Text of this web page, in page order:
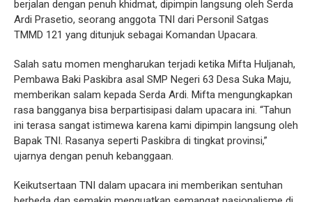
berjalan dengan penuh khidmat, dipimpin langsung oleh Serda
Ardi Prasetio, seorang anggota TNI dari Personil Satgas
TMMD 121 yang ditunjuk sebagai Komandan Upacara.
Salah satu momen mengharukan terjadi ketika Mifta Huljanah,
Pembawa Baki Paskibra asal SMP Negeri 63 Desa Suka Maju,
memberikan salam kepada Serda Ardi. Mifta mengungkapkan
rasa bangganya bisa berpartisipasi dalam upacara ini. “Tahun
ini terasa sangat istimewa karena kami dipimpin langsung oleh
Bapak TNI. Rasanya seperti Paskibra di tingkat provinsi,”
ujarnya dengan penuh kebanggaan.
Keikutsertaan TNI dalam upacara ini memberikan sentuhan